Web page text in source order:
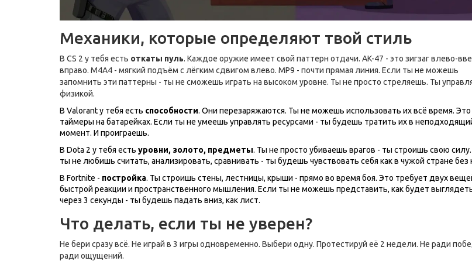
Механики, которые определяют твой стиль
В CS 2 у тебя есть откаты пуль. Каждое оружие имеет свой паттерн отдачи. AK-47 - это зигзаг влево-
вправо. M4A4 - мягкий подъём с лёгким сдвигом влево. MP9 - почти прямая линия. Если ты не можешь
запомнить эти паттерны - ты не сможешь играть на высоком уровне. Ты не просто стреляешь. Ты
физикой.
В Valorant у тебя есть способности. Они перезаряжаются. Ты не можешь использовать их всё время. Это
таймеры на батарейках. Если ты не умеешь управлять ресурсами - ты будешь тратить их в
момент. И проиграешь.
В Dota 2 у тебя есть уровни, золото, предметы. Ты не просто убиваешь врагов - ты строишь свою
ты не любишь считать, анализировать, сравнивать - ты будешь чувствовать себя как в чужой стране без
В Fortnite - постройка. Ты строишь стены, лестницы, крыши - прямо во время боя. Это требует двух
быстрой реакции и пространственного мышления. Если ты не можешь представить, как будет
через 3 секунды - ты будешь падать вниз, как лист.
Что делать, если ты не уверен?
Не бери сразу всё. Не играй в 3 игры одновременно. Выбери одну. Протестируй её 2 недели. Не ради
ради ощущений.